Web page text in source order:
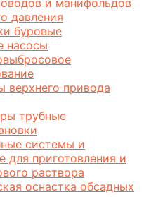
и манифольдов
давления
буровые
насосы
верхнего привода
трубные
системы и
для приготовления и
раствора
оснастка обсадных